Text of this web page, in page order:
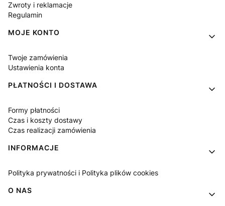
Zwroty i reklamacje
Regulamin
MOJE KONTO
Twoje zamówienia
Ustawienia konta
PŁATNOŚCI I DOSTAWA
Formy płatności
Czas i koszty dostawy
Czas realizacji zamówienia
INFORMACJE
Polityka prywatności i Polityka plików cookies
O NAS